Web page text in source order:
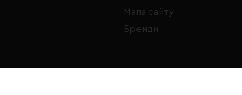
Мапа сайту
Бренди